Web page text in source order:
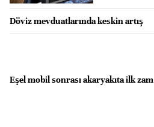
Döviz mevduatlarında keskin artış
Eşel mobil sonrası akaryakıta ilk zam